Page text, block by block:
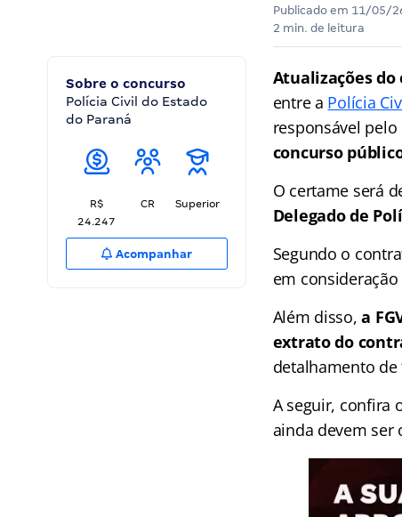
Publicado em 11/05/
2 min. de leitura
Sobre o concurso
Polícia Civil do Estado
do Paraná
R$
24.247
CR Superior
Acompanhar
Atualizações do
entre a Polícia
responsável pelo
concurso
O certame será
Delegado de
Segundo o
em
Além disso,a
extrato do
detalhamento de
A seguir, confira
ainda devem ser